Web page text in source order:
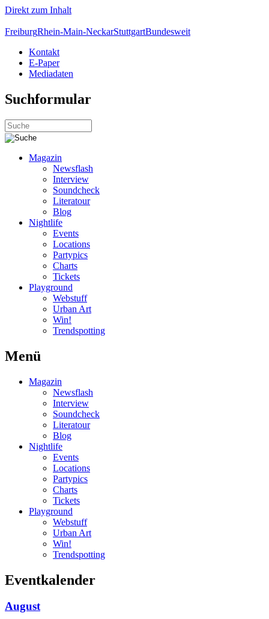
Direkt zum Inhalt
FreiburgRhein-Main-NeckarStuttgartBundesweit
Kontakt
E-Paper
Mediadaten
Suchformular
Magazin
Newsflash
Interview
Soundcheck
Literatour
Blog
Nightlife
Events
Locations
Partypics
Charts
Tickets
Playground
Webstuff
Urban Art
Win!
Trendspotting
Menü
Magazin
Newsflash
Interview
Soundcheck
Literatour
Blog
Nightlife
Events
Locations
Partypics
Charts
Tickets
Playground
Webstuff
Urban Art
Win!
Trendspotting
Eventkalender
August